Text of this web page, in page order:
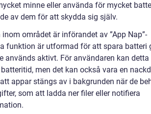
minne eller använda för mycket
av dem för att skydda sig själv.
området är införandet av ”App Nap”-
funktion är utformad för att spara batteri
används aktivt. För användaren kan detta
men det kan också vara en
appar stängs av i bakgrunden när de
som att ladda ner filer eller notifiera